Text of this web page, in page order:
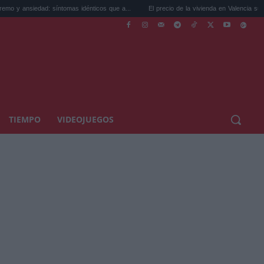
síntomas idénticos que a... El precio de la vivienda en Valencia sube a 3.485 ...
TIEMPO VIDEOJUEGOS